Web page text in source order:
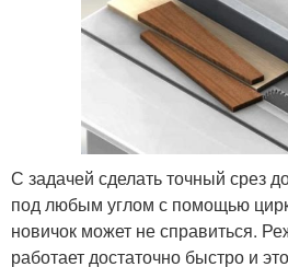
С задачей сделать точный срез
под любым углом с помощью
новичок может не справиться.
работает достаточно быстро и